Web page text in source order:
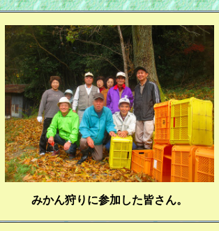
みかん狩りに参加した皆さん。